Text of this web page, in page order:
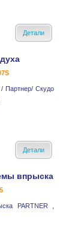
Детали
/ Партнер/ Скудо
Детали
впрыска
PARTNER ,